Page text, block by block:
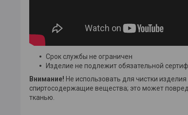
Срок службы не ограничен
Изделие не подлежит обязательной
Внимание! Не использовать для чистки
спиртосодержащие вещества; это может
тканью.